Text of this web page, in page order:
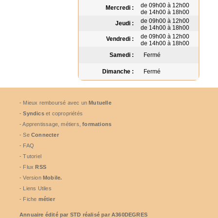
Mercredi :
de 09h00 à 12h00
de 14h00 à 18h00
Jeudi :
de 09h00 à 12h00
de 14h00 à 18h00
Vendredi :
de 09h00 à 12h00
de 14h00 à 18h00
Samedi :
Fermé
Dimanche : Fermé
- Mieux remboursé avec unMutuelle
-Syndicset copropriétés
- Apprentissage, métiers,formations
- Se Connecter
- FAQ
- Tutoriel
- FluxRSS
- Version Mobile.
- Liens Utiles
- Fiche métier
Annuaire édité par STD réalisé par A360DEGRES